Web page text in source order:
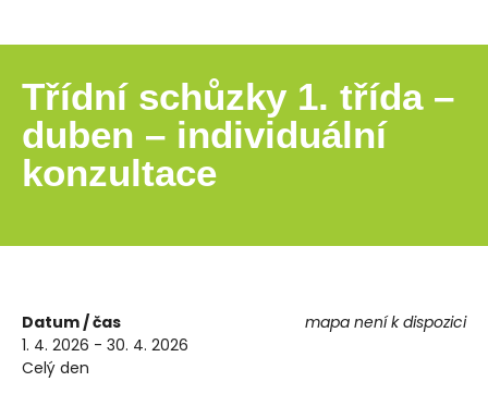
Třídní schůzky 1. třída –
duben – individuální
konzultace
mapa není k dispozici
Datum / čas
1. 4. 2026 - 30. 4. 2026
Celý den